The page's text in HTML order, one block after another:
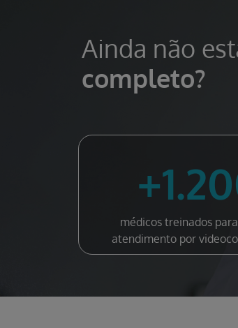
Ainda não
completo?
médicos treinados
atendimento por